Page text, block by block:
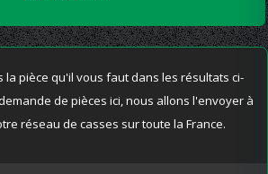
la pièce qu'il vous faut dans les résultats ci-
de pièces ici, nous allons l'envoyer à
réseau de casses sur toute la France.